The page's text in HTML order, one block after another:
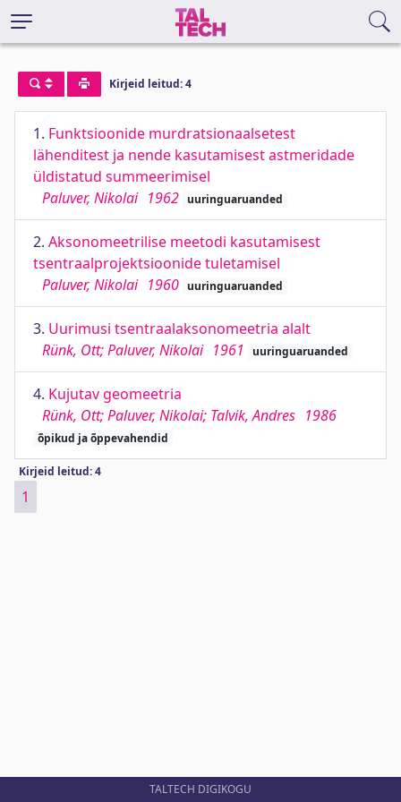
Kirjeid leitud: 4
1. Funktsioonide murdratsionaalsetest
lähenditest ja nende kasutamisest astmeridade
üldistatud summeerimisel
Paluver, Nikolai 1962 uuringuaruanded
2. Aksonomeetrilise meetodi kasutamisest
tsentraalprojektsioonide tuletamisel
Paluver, Nikolai 1960 uuringuaruanded
3. Uurimusi tsentraalaksonomeetria alalt
Rünk, Ott; Paluver, Nikolai 1961 uuringuaruanded
4. Kujutav geomeetria
Rünk, Ott; Paluver, Nikolai; Talvik, Andres 1986
õpikud ja õppevahendid
Kirjeid leitud: 4
1
TALTECH DIGIKOGU